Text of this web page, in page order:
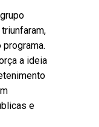
programa.
a ideia
e